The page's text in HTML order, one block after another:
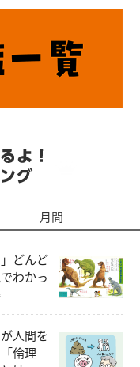
月間
どんど
わかっ
人間を
倫理